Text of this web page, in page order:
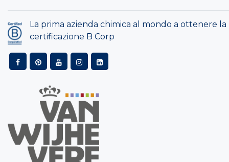
La prima azienda chimica al mondo a ottenere la
certificazione B Corp